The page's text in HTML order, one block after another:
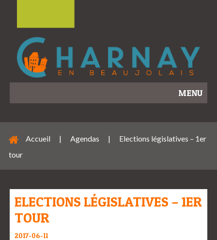
MENU
Accueil | Agendas |
Elections législatives – 1er
tour
ELECTIONS LÉGISLATIVES – 1ER
TOUR
2017-06-11